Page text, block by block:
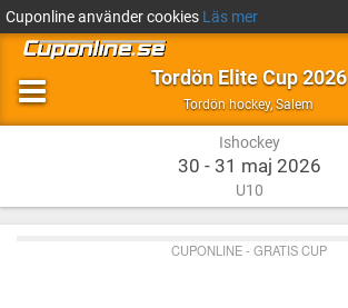
Cuponline använder cookies Läs mer
Tordön Elite Cup 2026
Tordön hockey,Ishockey
SalemSalem
Ishockey
30 - 31 maj 2026
U10
CUPONLINE - GRATIS CUP